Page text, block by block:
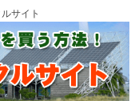
サイト